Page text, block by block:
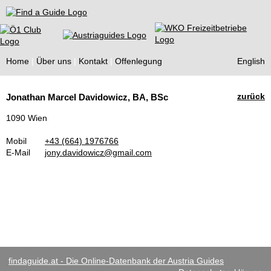
Find a Guide
Home Über uns Kontakt Offenlegung English
Guides
zurück
Jonathan Marcel Davidowicz, BA, BSc
1090 Wien
Mobil
+43 (664) 1976766
E-Mail
jony.davidowicz@gmail.com
findaguide.at - Die Online-Datenbank der Austria Guides